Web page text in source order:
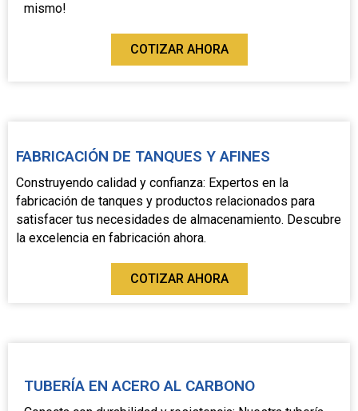
mismo!
COTIZAR AHORA
FABRICACIÓN DE TANQUES Y AFINES
Construyendo calidad y confianza: Expertos en la
fabricación de tanques y productos relacionados para
satisfacer tus necesidades de almacenamiento. Descubre
la excelencia en fabricación ahora.
COTIZAR AHORA
TUBERÍA EN ACERO AL CARBONO